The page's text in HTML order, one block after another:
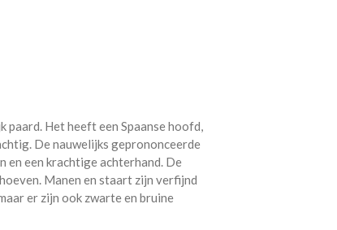
paard. Het heeft een Spaanse hoofd,
De nauwelijks geprononceerde
en een krachtige achterhand. De
Manen en staart zijn verfijnd
er zijn ook zwarte en bruine